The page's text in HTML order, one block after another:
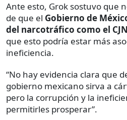
Ante esto, Grok sostuvo que
de que el Gobierno de
del narcotráfico como el
que esto podría estar más
ineficiencia.
“No hay evidencia clara que
gobierno mexicano sirva a
pero la corrupción y la
permitirles prosperar”.